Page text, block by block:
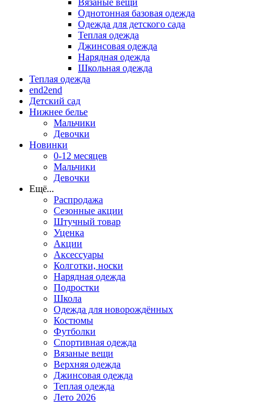
Однотонная базовая одежда
Одежда для детского сада
Теплая одежда
Джинсовая одежда
Нарядная одежда
Школьная одежда
Теплая одежда
end2end
Детский сад
Нижнее белье
Мальчики
Девочки
Новинки
0-12 месяцев
Мальчики
Девочки
Ещё...
Распродажа
Сезонные акции
Штучный товар
Уценка
Акции
Аксессуары
Колготки, носки
Нарядная одежда
Подростки
Школа
Одежда для новорождённых
Костюмы
Футболки
Спортивная одежда
Вязаные вещи
Верхняя одежда
Джинсовая одежда
Теплая одежда
Лето 2026